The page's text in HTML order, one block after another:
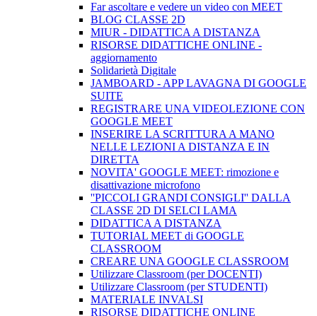
Far ascoltare e vedere un video con MEET
BLOG CLASSE 2D
MIUR - DIDATTICA A DISTANZA
RISORSE DIDATTICHE ONLINE -
aggiornamento
Solidarietà Digitale
JAMBOARD - APP LAVAGNA DI GOOGLE
SUITE
REGISTRARE UNA VIDEOLEZIONE CON
GOOGLE MEET
INSERIRE LA SCRITTURA A MANO
NELLE LEZIONI A DISTANZA E IN
DIRETTA
NOVITA' GOOGLE MEET: rimozione e
disattivazione microfono
''PICCOLI GRANDI CONSIGLI'' DALLA
CLASSE 2D DI SELCI LAMA
DIDATTICA A DISTANZA
TUTORIAL MEET di GOOGLE
CLASSROOM
CREARE UNA GOOGLE CLASSROOM
Utilizzare Classroom (per DOCENTI)
Utilizzare Classroom (per STUDENTI)
MATERIALE INVALSI
RISORSE DIDATTICHE ONLINE